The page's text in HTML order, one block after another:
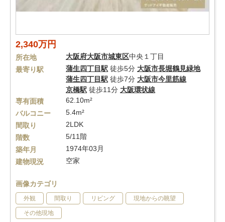
2,340万円
所在地 大阪府大阪市城東区中央１丁目
最寄り駅
蒲生四丁目駅 徒歩5分 大阪市長堀鶴見緑地
蒲生四丁目駅 徒歩7分 大阪市今里筋線
京橋駅 徒歩11分 大阪環状線
専有面積
62.10m²
バルコニー
5.4m²
間取り
2LDK
階数
5/11階
築年月
1974年03月
建物現況
空家
画像カテゴリ
外観 間取り リビング 現地からの眺望
その他現地